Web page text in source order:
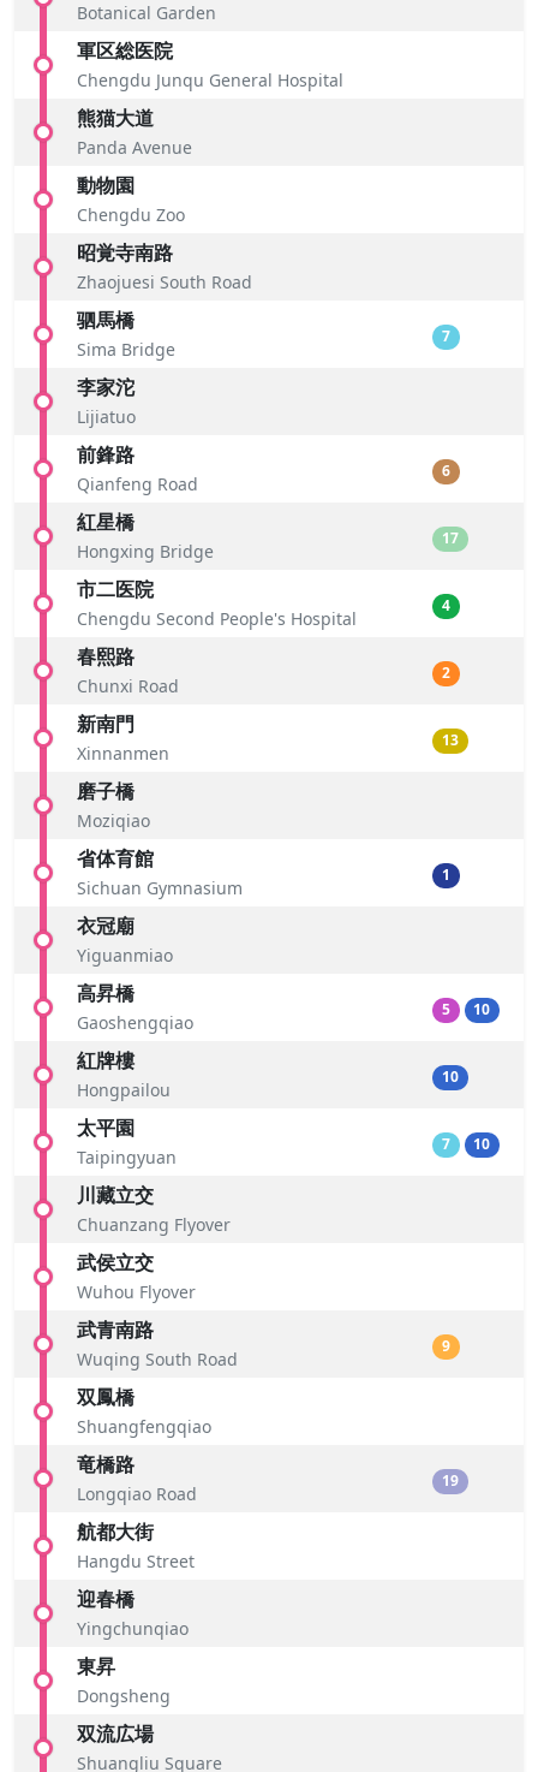
Botanical Garden
軍区総医院
Chengdu Junqu General Hospital
熊猫大道
Panda Avenue
動物園
Chengdu Zoo
昭覚寺南路
Zhaojuesi South Road
驷馬橋
Sima Bridge
7
李家沱
Lijiatuo
前鋒路
Qianfeng Road
6
紅星橋
Hongxing Bridge
17
市二医院
Chengdu Second People's Hospital
4
春熙路
Chunxi Road
2
新南門
Xinnanmen
13
磨子橋
Moziqiao
省体育館
Sichuan Gymnasium
1
衣冠廟
Yiguanmiao
高昇橋
Gaoshengqiao
5 10
紅牌樓
Hongpailou
10
太平園
Taipingyuan
7 10
川藏立交
Chuanzang Flyover
武侯立交
Wuhou Flyover
武青南路
Wuqing South Road
9
双鳳橋
Shuangfengqiao
竜橋路
Longqiao Road
19
航都大街
Hangdu Street
迎春橋
Yingchunqiao
東昇
Dongsheng
双流広場
Shuangliu Square